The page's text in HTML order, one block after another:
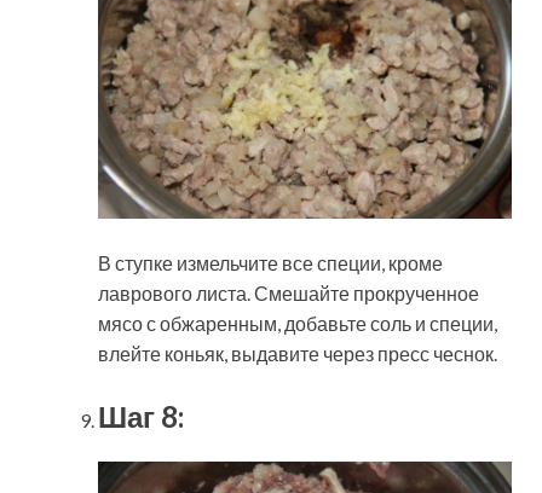
В ступке измельчите все специи, кроме
лаврового листа. Смешайте прокрученное
мясо с обжаренным, добавьте соль и специи,
влейте коньяк, выдавите через пресс чеснок.
Шаг 8: